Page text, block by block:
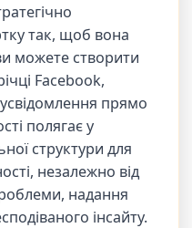
так, щоб вона
можете створити
Facebook,
прямо
полягає у
структури для
незалежно від
надання
інсайту.